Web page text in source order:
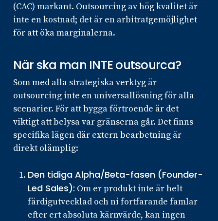
(CAC) markant. Outsourcing av hög kvalitet är
inte en kostnad; det är en arbitratgemöjlighet
för att öka marginalerna.
När ska man INTE outsourca?
Som med alla strategiska verktyg är
outsourcing inte en universallösning för alla
scenarier. För att bygga förtroende är det
viktigt att belysa var gränserna går. Det finns
specifika lägen där extern bearbetning är
direkt olämplig:
Den tidiga Alpha/Beta-fasen (Founder-
Led Sales): Om er produkt inte är helt
färdigutvecklad och ni fortfarande famlar
efter ert absoluta kärnvärde, kan ingen